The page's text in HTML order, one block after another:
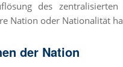
des
Nation oder Nationalität
der Nation